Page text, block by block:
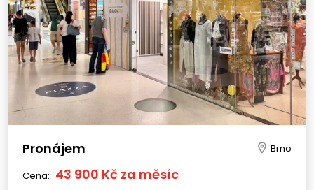
Pronájem Brno
Cena: 43 900 Kč za měsíc